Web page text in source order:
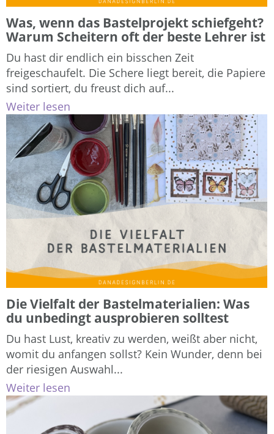
Was, wenn das Bastelprojekt schiefgeht?
Warum Scheitern oft der beste Lehrer ist
Du hast dir endlich ein bisschen Zeit
freigeschaufelt. Die Schere liegt bereit, die Papiere
sind sortiert, du freust dich auf...
Weiter lesen
Die Vielfalt der Bastelmaterialien: Was
du unbedingt ausprobieren solltest
Du hast Lust, kreativ zu werden, weißt aber nicht,
womit du anfangen sollst? Kein Wunder, denn bei
der riesigen Auswahl...
Weiter lesen